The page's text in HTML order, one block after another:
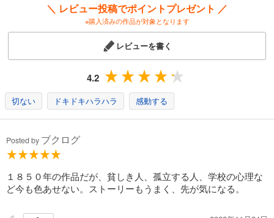
＼ レビュー投稿でポイントプレゼント ／
※購入済みの作品が対象となります
レビューを書く
4.2
切ない ドキドキハラハラ 感動する
Posted by ブクログ
１８５０年の作品だが、貧しき人、孤立する人、学校の心理な
ど今も色あせない。ストーリーもうまく、先が気になる。